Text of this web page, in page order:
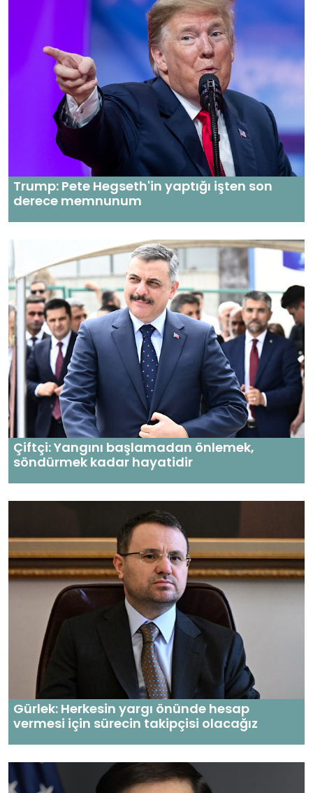
Trump: Pete Hegseth'in yaptığı işten son
derece memnunum
Çiftçi: Yangını başlamadan önlemek,
söndürmek kadar hayatidir
Gürlek: Herkesin yargı önünde hesap
vermesi için sürecin takipçisi olacağız